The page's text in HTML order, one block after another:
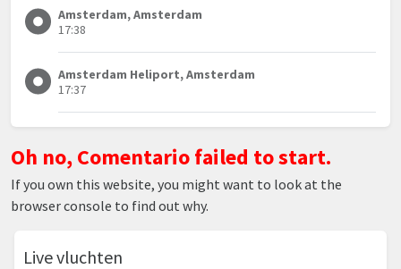
Amsterdam, Amsterdam
17:38
Amsterdam Heliport, Amsterdam
17:37
Oh no, Comentario failed to start.
If you own this website, you might want to look at the
browser console to find out why.
Live vluchten